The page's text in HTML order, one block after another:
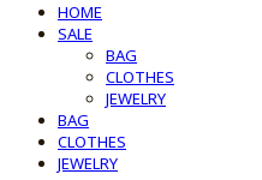
HOME
SALE
BAG
CLOTHES
JEWELRY
BAG
CLOTHES
JEWELRY